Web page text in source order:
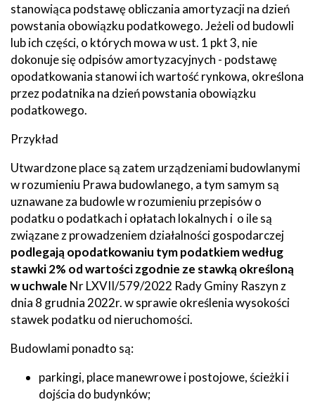
stanowiąca podstawę obliczania amortyzacji na dzień
powstania obowiązku podatkowego. Jeżeli od budowli
lub ich części, o których mowa w ust. 1 pkt 3, nie
dokonuje się odpisów amortyzacyjnych - podstawę
opodatkowania stanowi ich wartość rynkowa, określona
przez podatnika na dzień powstania obowiązku
podatkowego.
Przykład
Utwardzone place są zatem urządzeniami budowlanymi
w rozumieniu Prawa budowlanego, a tym samym są
uznawane za budowle w rozumieniu przepisów o
podatku o podatkach i opłatach lokalnych i o ile są
związane z prowadzeniem działalności gospodarczej
podlegają opodatkowaniu tym podatkiem według
stawki 2% od wartości zgodnie ze stawką określoną
w uchwale Nr LXVII/579/2022 Rady Gminy Raszyn z
dnia 8 grudnia 2022r. w sprawie określenia wysokości
stawek podatku od nieruchomości.
Budowlami ponadto są:
parkingi, place manewrowe i postojowe, ścieżki i
dojścia do budynków;